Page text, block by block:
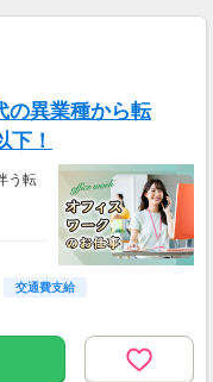
円
円
円
の異業種から転
下！
う転
(1分
支
交通費支給